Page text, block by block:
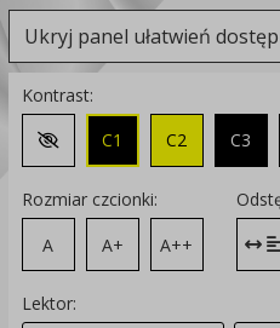
Ukryj panel ułatwień
Kontrast:
Zmień kontrast na domyślny
C1 C2 C3
Rozmiar czcionki:
A
A+ A++
Lektor: